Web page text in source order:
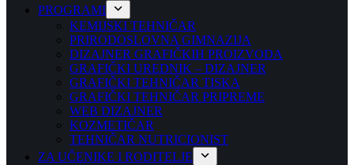
PROGRAMI
KEMIJSKI TEHNIČAR
PRIRODOSLOVNA GIMNAZIJA
DIZAJNER GRAFIČKIH PROIZVODA
GRAFIČKI UREDNIK – DIZAJNER
GRAFIČKI TEHNIČAR TISKA
GRAFIČKI TEHNIČAR PRIPREME
WEB DIZAJNER
KOZMETIČAR
TEHNIČAR NUTRICIONIST
ZA UČENIKE I RODITELJE